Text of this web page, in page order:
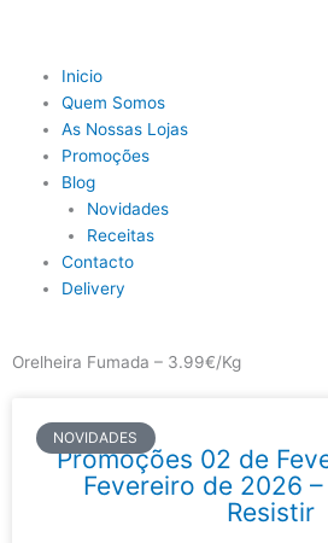
Main
Menu
Inicio
Quem Somos
As Nossas Lojas
Promoções
Blog
Novidades
Receitas
Contacto
Delivery
Orelheira Fumada – 3.99€/Kg
NOVIDADES
Promoções 02 de
Fevereiro de 2026
Resistir